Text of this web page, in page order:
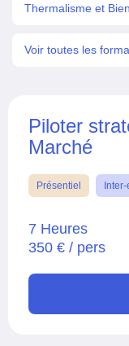
Piloter
Marché
Présentiel
7 Heures
350 € / pers
Thermalisme et
Voir toutes les